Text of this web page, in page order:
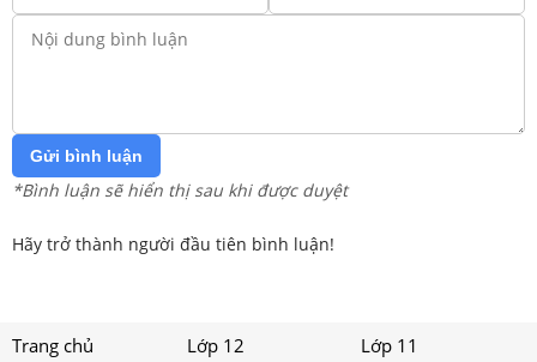
Gửi bình luận
*Bình luận sẽ hiển thị sau khi được duyệt
Hãy trở thành người đầu tiên bình luận!
Trang chủ Lớp 12
Lớp 11